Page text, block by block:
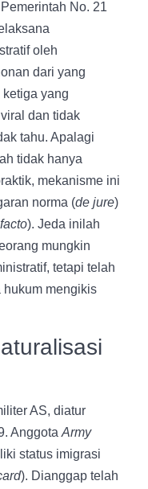
No. 21
oleh
dari yang
yang
dan tidak
tahu. Apalagi
tidak hanya
mekanisme ini
norma (de jure)
). Jeda inilah
mungkin
tetapi telah
hukum mengikis
AS, diatur
Anggota Army
status imigrasi
). Dianggap telah